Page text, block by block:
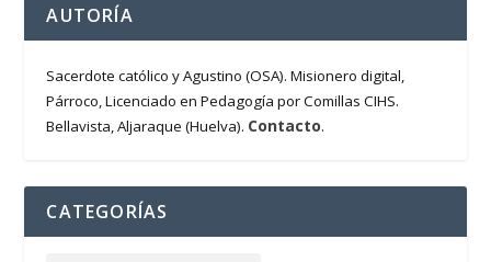
AUTORÍA
Sacerdote católico y Agustino (OSA). Misionero digital,
Párroco, Licenciado en Pedagogía por Comillas CIHS.
Bellavista, Aljaraque (Huelva). Contacto.
CATEGORÍAS